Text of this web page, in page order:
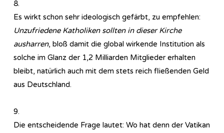
8.
Es wirkt schon sehr ideologisch gefärbt, zu empfehlen:
Unzufriedene Katholiken sollten in dieser Kirche
ausharren, bloß damit die global wirkende Institution als
solche im Glanz der 1,2 Milliarden Mitglieder erhalten
bleibt, natürlich auch mit dem stets reich fließenden Geld
aus Deutschland.
9.
Die entscheidende Frage lautet: Wo hat denn der Vatikan